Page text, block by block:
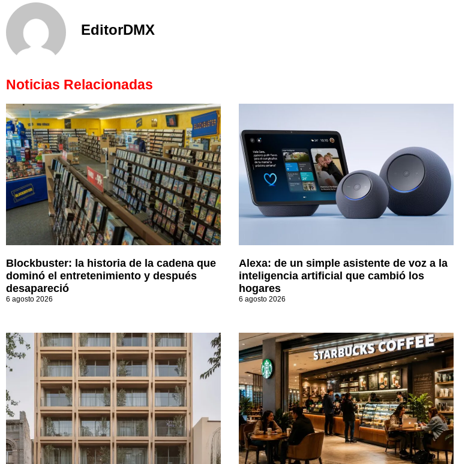
EditorDMX
Noticias Relacionadas
Blockbuster: la historia de la cadena que
dominó el entretenimiento y después
desapareció
6 agosto 2026
Alexa: de un simple asistente de voz a la
inteligencia artificial que cambió los
hogares
6 agosto 2026